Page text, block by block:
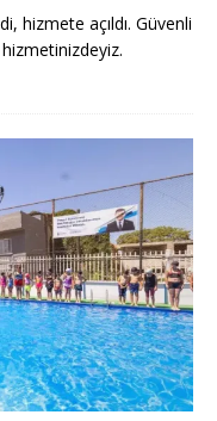
hizmete açıldı. Güvenli